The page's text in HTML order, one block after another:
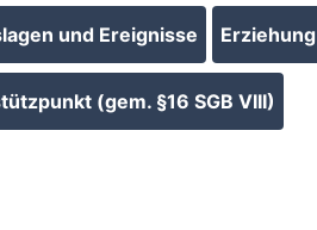
und Ereignisse Erziehung
(gem. §16 SGB VIII)